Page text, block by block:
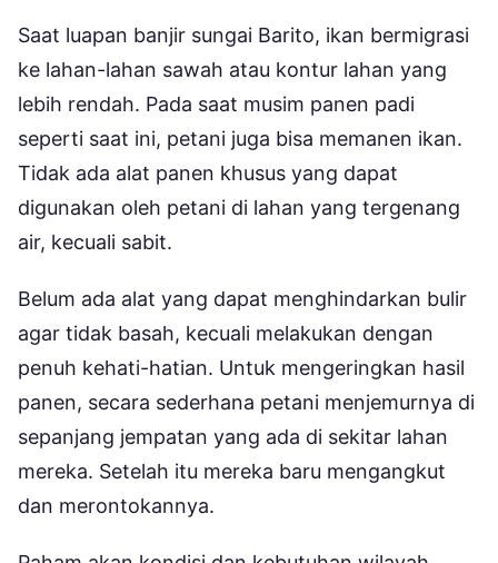
Saat luapan banjir sungai Barito, ikan bermigrasi
ke lahan-lahan sawah atau kontur lahan yang
lebih rendah. Pada saat musim panen padi
seperti saat ini, petani juga bisa memanen ikan.
Tidak ada alat panen khusus yang dapat
digunakan oleh petani di lahan yang tergenang
air, kecuali sabit.
Belum ada alat yang dapat menghindarkan bulir
agar tidak basah, kecuali melakukan dengan
penuh kehati-hatian. Untuk mengeringkan hasil
panen, secara sederhana petani menjemurnya di
sepanjang jempatan yang ada di sekitar lahan
mereka. Setelah itu mereka baru mengangkut
dan merontokannya.